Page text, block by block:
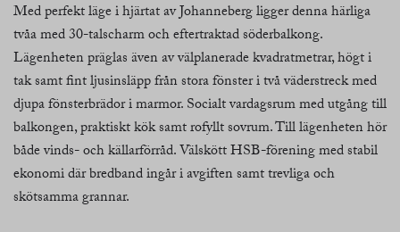
Med perfekt läge i hjärtat av Johanneberg ligger denna härliga
tvåa med 30-talscharm och eftertraktad söderbalkong.
Lägenheten präglas även av välplanerade kvadratmetrar, högt i
tak samt fint ljusinsläpp från stora fönster i två väderstreck med
djupa fönsterbrädor i marmor. Socialt vardagsrum med utgång till
balkongen, praktiskt kök samt rofyllt sovrum. Till lägenheten hör
både vinds- och källarförråd. Välskött HSB-förening med stabil
ekonomi där bredband ingår i avgiften samt trevliga och
skötsamma grannar.